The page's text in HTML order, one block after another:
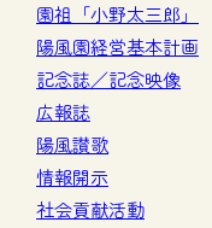
園祖「小野太三郎」
陽風園経営基本計画
記念誌／記念映像
広報誌
陽風讃歌
情報開示
社会貢献活動